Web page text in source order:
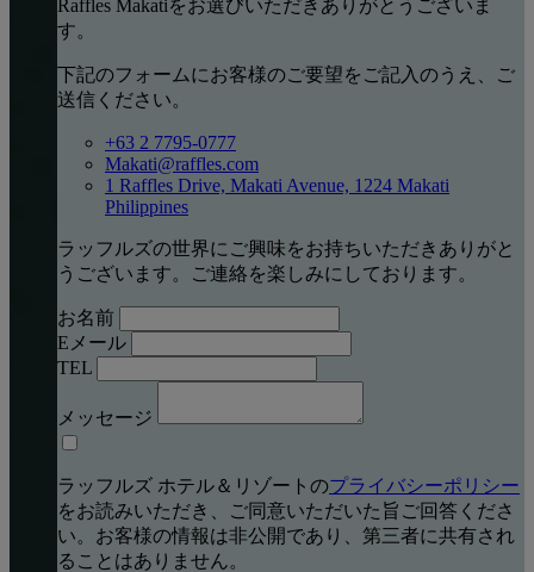
Raffles Makatiをお選びいただきありがとうございま
す。
下記のフォームにお客様のご要望をご記入のうえ、ご
送信ください。
+63 2 7795-0777
Makati@raffles.com
1 Raffles Drive, Makati Avenue, 1224 Makati
Philippines
ラッフルズの世界にご興味をお持ちいただきありがと
うございます。ご連絡を楽しみにしております。
お名前
Eメール
TEL
メッセージ
ラッフルズ ホテル＆リゾートのプライバシーポリシー
をお読みいただき、ご同意いただいた旨ご回答くださ
い。お客様の情報は非公開であり、第三者に共有され
ることはありません。